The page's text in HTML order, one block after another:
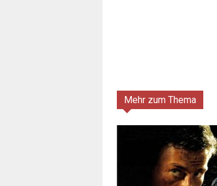
Mehr zum Thema